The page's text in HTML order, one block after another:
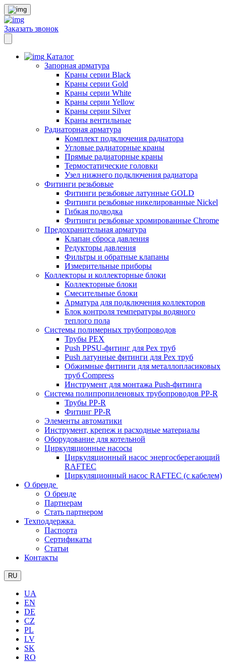
Заказать звонок
Каталог
Запорная арматура
Краны серии Black
Краны серии Gold
Краны серии White
Краны серии Yellow
Краны серии Silver
Краны вентильные
Радиаторная арматура
Комплект подключения радиатора
Угловые радиаторные краны
Прямые радиаторные краны
Термостатические головки
Узел нижнего подключения радиатора
Фитинги резьбовые
Фитинги резьбовые латунные GOLD
Фитинги резьбовые никелированные Nickel
Гибкая подводка
Фитинги резьбовые хромированные Chrome
Предохранительная арматура
Клапан сброса давления
Редукторы давления
Фильтры и обратные клапаны
Измерительные приборы
Коллекторы и коллекторные блоки
Коллекторные блоки
Смесительные блоки
Арматура для подключения коллекторов
Блок контроля температуры водяного
теплого пола
Системы полимерных трубопроводов
Трубы PEX
Push PPSU-фитинг для Pex труб
Push латунные фитинги для Pex труб
Обжимные фитинги для металлопласиковых
труб Compress
Инструмент для монтажа Push-фитинга
Система полипропиленовых трубопроводов PP-R
Трубы PP-R
Фитинг PP-R
Элементы автоматики
Инструмент, крепеж и расходные материалы
Оборудование для котельной
Циркуляционные насосы
Циркуляционный насос энергосберегающий
RAFTEC
Циркуляционный насос RAFTEC (с кабелем)
О бренде
О бренде
Партнерам
Стать партнером
Техподдержка
Паспорта
Сертификаты
Статьи
Контакты
RU
UA
EN
DE
CZ
PL
LV
SK
RO